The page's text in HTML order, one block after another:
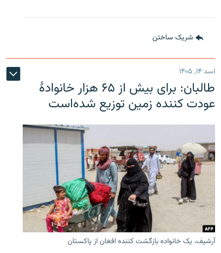
شریک ساختن
اسد ۱۴, ۱۴۰۵
طالبان: برای بیش از ۶۵ هزار خانوادۀ
عودت کننده زمین توزیع شده‌است
آرشیف، یک خانواده بازگشت کننده افغان از پاکستان